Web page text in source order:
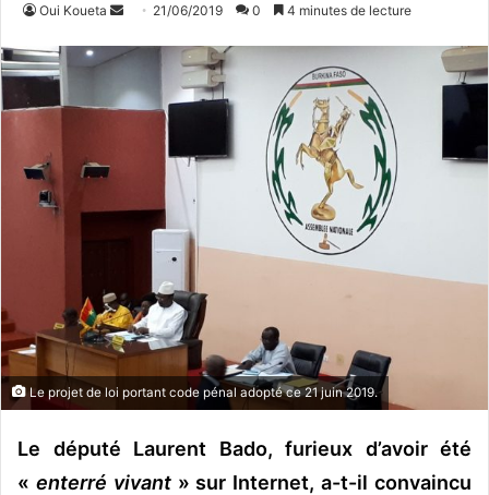
Oui Koueta
v
o
y
u
r
r
i
e
21/06/2019 0 4 minutes de lecture
Le projet de loi portant code pénal adopté ce 21 juin 2019.
Le député Laurent Bado, furieux d’avoir été
« enterré vivant» sur Internet, a-t-il convaincu